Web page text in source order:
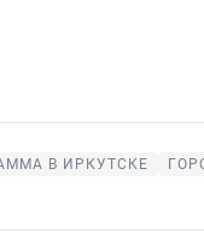
В ИРКУТСКЕ